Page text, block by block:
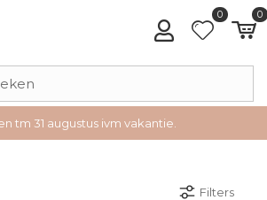
0 0
tm 31 augustus ivm vakantie.
Filters